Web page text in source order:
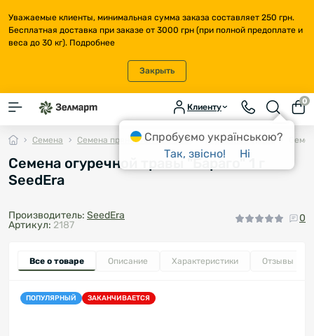
Уважаемые клиенты, минимальная сумма заказа составляет 250 грн.
Бесплатная доставка при заказе от 3000 грн (при полной предоплате и
веса до 30 кг). Подробнее
Закрыть
Клиенту
0
Семена Семена пряностей и зелени Огуречная трава
Семена огуречной травы "Бараго" 1 г
SeedEra
Производитель: SeedEra
Артикул: 2187
0
Все о товаре Описание Характеристики Отзывы
ПОПУЛЯРНЫЙ ЗАКАНЧИВАЕТСЯ
Спробуємо українською?
Так, звісно!
Ні